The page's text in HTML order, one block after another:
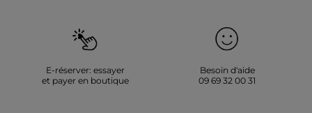
E-réserver: essayer
et payer en boutique
Besoin d'aide
09 69 32 00 31